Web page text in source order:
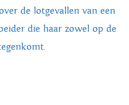
de lotgevallen van een
die haar zowel op de